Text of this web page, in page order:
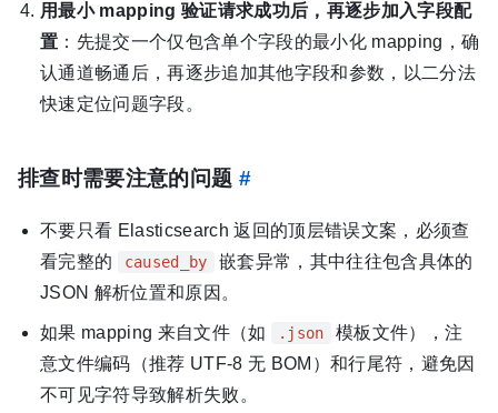
用最小 mapping 验证请求成功后，再逐步加入字段配
置 ：先提交一个仅包含单个字段的最小化 mapping，确
认通道畅通后，再逐步追加其他字段和参数，以二分法
快速定位问题字段。
排查时需要注意的问题 #
不要只看 Elasticsearch 返回的顶层错误文案，必须查
看完整的
caused_by
嵌套异常，其中往往包含具体的
JSON 解析位置和原因。
如果 mapping 来自文件（如 .json
模板文件），注
意文件编码（推荐 UTF-8 无 BOM）和行尾符，避免因
不可见字符导致解析失败。